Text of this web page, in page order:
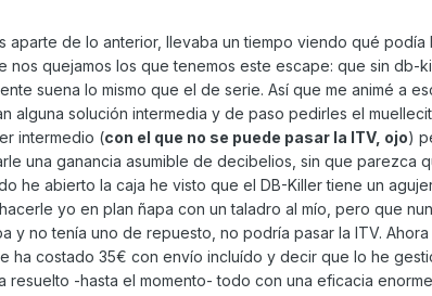
aparte de lo anterior, llevaba un tiempo viendo qué
nos quejamos los que tenemos este escape: que sin db-
suena lo mismo que el de serie. Así que me animé a
alguna solución intermedia y de paso pedirles el
intermedio (con el que no se puede pasar la ITV, ojo)
una ganancia asumible de decibelios, sin que parezca
he abierto la caja he visto que el DB-Killer tiene un
yo en plan ñapa con un taladro al mío, pero que
y no tenía uno de repuesto, no podría pasar la ITV.
ha costado 35€ con envío incluído y decir que lo he
resuelto -hasta el momento- todo con una eficacia